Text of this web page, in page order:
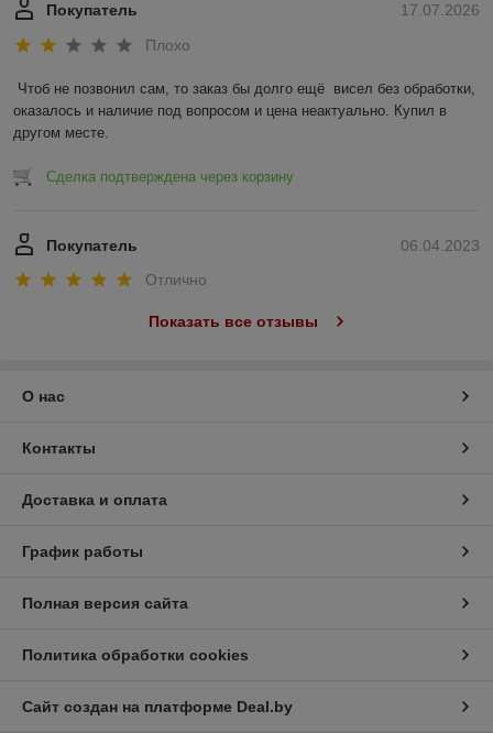
17.07.2026
Покупатель
Плохо
Чтоб не позвонил сам, то заказ бы долго ещё  висел без обработки,
оказалось и наличие под вопросом и цена неактуально. Купил в
другом месте.
Сделка подтверждена через корзину
06.04.2023
Покупатель
Отлично
Показать все отзывы
О нас
Контакты
Доставка и оплата
График работы
Полная версия сайта
Политика обработки cookies
Сайт создан на платформе Deal.by